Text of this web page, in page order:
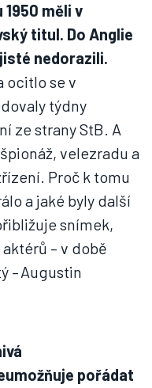
1950 měli v
titul. Do Anglie
nedorazili.
ocitlo se v
týdny
ze strany StB. A
velezradu a
Proč k tomu
a jaké byly další
snímek,
– v době
– Augustin
pořádat